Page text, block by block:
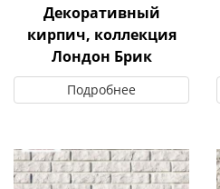
Декоративный
кирпич, коллекция
Лондон Брик
Подробнее